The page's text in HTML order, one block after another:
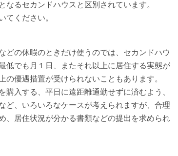
るセカンドハウスと区別されています。
てください。
どの休暇のときだけ使うのでは、セカンドハウ
低でも月１日、またそれ以上に居住する実態が
優遇措置が受けられないこともあります。
入する、平日に遠距離通勤せずに済むよう、
ど、いろいろなケースが考えられますが、合理
、居住状況が分かる書類などの提出を求められ